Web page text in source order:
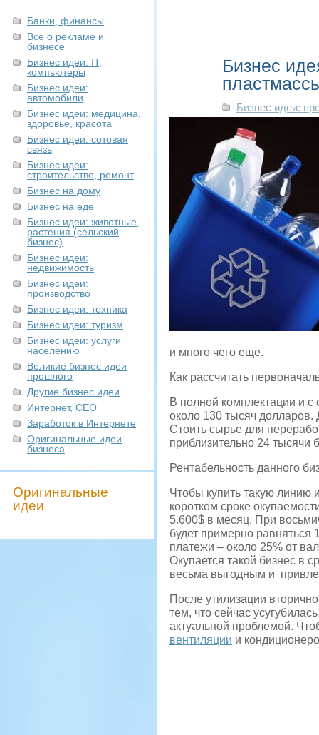
Банки, финансы
Все о рекламе и
бизнесе
Бизнес идеи: IT,
компьютеры
Бизнес идеи:
автомобили
Бизнес идеи: медицина,
здоровье, красота
Бизнес идеи: сотовая
связь
Бизнес идеи:
строительство, ремонт
Бизнес на дому
Бизнес на еде
Бизнес идеи: животные,
растения (сельский
бизнес)
Бизнес идеи:
недвижимость
Бизнес идеи:
производство
Бизнес идеи: техника
Бизнес идеи: туризм
Бизнес идеи: услуги
населению
Великие бизнес идеи
прошлого
Другие бизнес идеи
Интернет, СЕО
Заработок в Интернете
Оригинальные идеи
бизнеса
Оригинальные
идеи
Бизнес
Бизнес идеи:
и много чего еще.
Как рассчитать
В полной комплектации и
около 130 тысяч долларов.
Стоить сырье для
приблизительно 24 тысячи
Рентабельность данного
Чтобы купить такую линию
коротком сроке
5.600$ в месяц. При
будет примерно
платежи – около 25% от
Окупается такой бизнес в
весьма выгодным и
После утилизации
тем, что сейчас
актуальной проблемой.
вентиляции и